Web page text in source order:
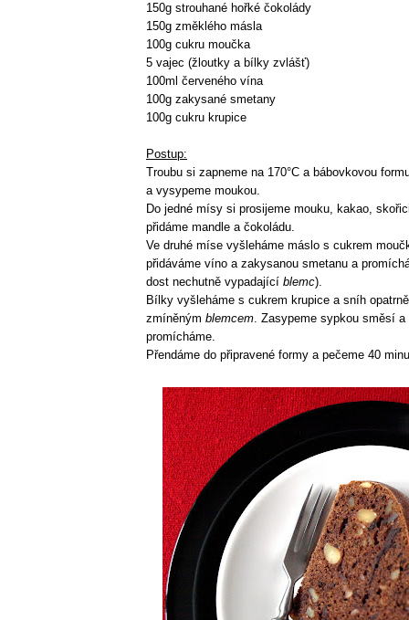
150g strouhané hořké čokolády
150g změklého másla
100g cukru moučka
5 vajec (žloutky a bílky zvlášť)
100ml červeného vína
100g zakysané smetany
100g cukru krupice
Postup:
Troubu si zapneme na 170°C a bábovkovou
a vysypeme moukou.
Do jedné mísy si prosijeme mouku, kakao,
přidáme mandle a čokoládu.
Ve druhé míse vyšleháme máslo s cukrem
přidáváme víno a zakysanou smetanu a
dost nechutně vypadající blemc).
Bílky vyšleháme s cukrem krupice a sníh
zmíněným blemcem. Zasypeme sypkou směsí a
promícháme.
Přendáme do připravené formy a pečeme 40